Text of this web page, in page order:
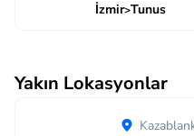
İzmir>Tunus
Yakın Lokasyonlar